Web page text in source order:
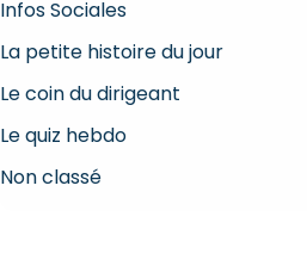
Infos Sociales
La petite histoire du jour
Le coin du dirigeant
Le quiz hebdo
Non classé